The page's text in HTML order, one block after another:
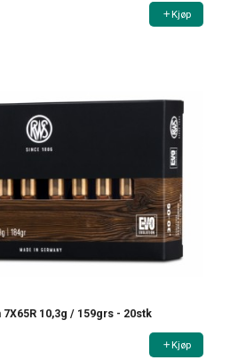
Kjøp
7X65R 10,3g / 159grs - 20stk
Kjøp